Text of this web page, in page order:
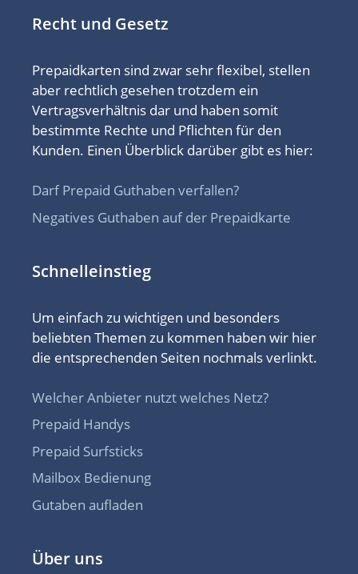
Recht und Gesetz
Prepaidkarten sind zwar sehr flexibel, stellen
aber rechtlich gesehen trotzdem ein
Vertragsverhältnis dar und haben somit
bestimmte Rechte und Pflichten für den
Kunden. Einen Überblick darüber gibt es hier:
Darf Prepaid Guthaben verfallen?
Negatives Guthaben auf der Prepaidkarte
Schnelleinstieg
Um einfach zu wichtigen und besonders
beliebten Themen zu kommen haben wir hier
die entsprechenden Seiten nochmals verlinkt.
Welcher Anbieter nutzt welches Netz?
Prepaid Handys
Prepaid Surfsticks
Mailbox Bedienung
Gutaben aufladen
Über uns